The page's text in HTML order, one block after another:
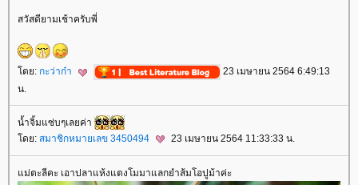
สวัสดียามเช้าครับพี่
ดย: กะว่าก๋า
23 เมษายน 2564 6:49:13
น.
น้ำจิ้มแซ่บๆเลยค่า
ดย: สมาชิกหมายเลข 3450494 23 เมษายน 2564 11:33:33 น.
ม่ตะลีคะ เอาปลาแห้งแตงโมมาแลกยำส้มโอปูม้าค่ะ